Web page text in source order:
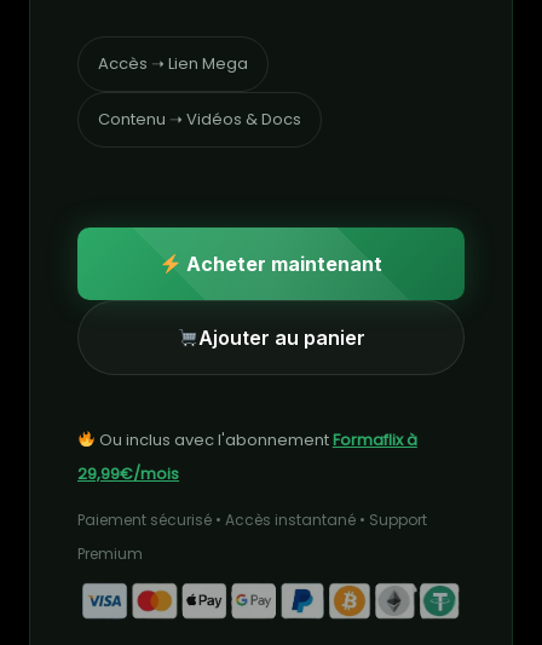
Accès ➝ Lien Mega
Contenu ➝ Vidéos & Docs
Acheter maintenant
Ajouter au panier
Ou inclus avec l'abonnementFormaflix à
29,99€/mois
Paiement sécurisé • Accès instantané • Support
Premium